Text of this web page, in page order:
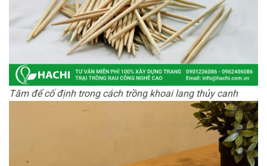
Tăm để cố định trong cách trồng khoai lang thủy canh